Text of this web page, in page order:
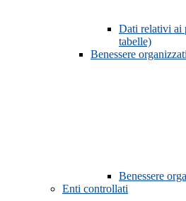
Dati relativi ai
tabelle)
Benessere
Benessere
Enti controllati